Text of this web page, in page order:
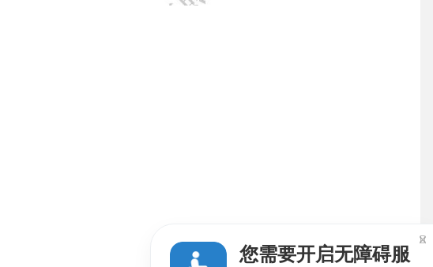
您需要开启无障碍服
